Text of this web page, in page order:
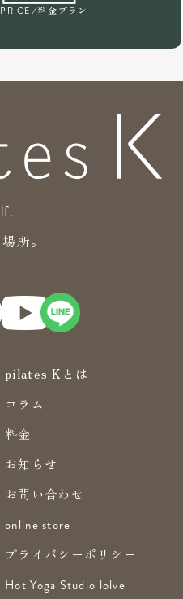
PRICE /料金プラン
所。
pilates Kとは
コラム
料金
お知らせ
お問い合わせ
online store
プライバシーポリシー
Hot Yoga Studio lolve